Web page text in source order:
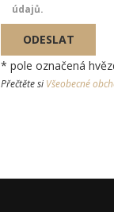
údajů.
* pole označená
Přečtěte si Všeobecné